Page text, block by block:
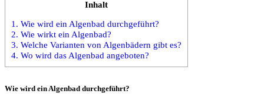
Inhalt
1. Wie wird ein Algenbad durchgeführt?
2. Wie wirkt ein Algenbad?
3. Welche Varianten von Algenbädern gibt es?
4. Wo wird das Algenbad angeboten?
Wie wird ein Algenbad durchgeführt?